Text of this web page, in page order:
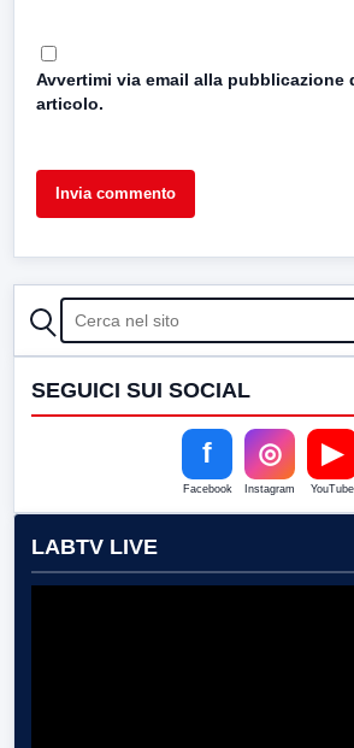
Avvertimi via email alla pubblicazione
articolo.
CERCA
SEGUICI SUI SOCIAL
f
Facebook
◎
Instagram
▶
YouTube
LABTV LIVE